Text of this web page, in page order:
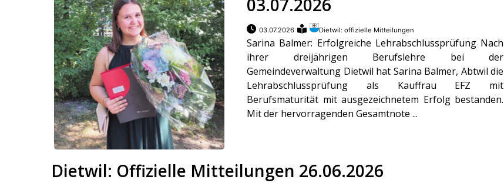
03.07.2026
03.07.2026 Dietwil: offizielle Mitteilungen
Sarina Balmer: Erfolgreiche Lehrabschlussprüfung Nach
ihrer dreijährigen Berufslehre bei der
Gemeindeverwaltung Dietwil hat Sarina Balmer, Abtwil die
Lehrabschlussprüfung als Kauffrau EFZ mit
Berufsmaturität mit ausgezeichnetem Erfolg bestanden.
Mit der hervorragenden Gesamtnote ...
Dietwil: Offizielle Mitteilungen 26.06.2026